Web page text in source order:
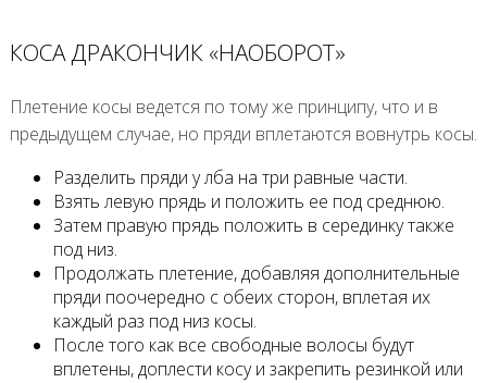
КОСА ДРАКОНЧИК «НАОБОРОТ»
Плетение косы ведется по тому же принципу, что и в
предыдущем случае, но пряди вплетаются вовнутрь косы.
Разделить пряди у лба на три равные части.
Взять левую прядь и положить ее под среднюю.
Затем правую прядь положить в серединку также
под низ.
Продолжать плетение, добавляя дополнительные
пряди поочередно с обеих сторон, вплетая их
каждый раз под низ косы.
После того как все свободные волосы будут
вплетены, доплести косу и закрепить резинкой или